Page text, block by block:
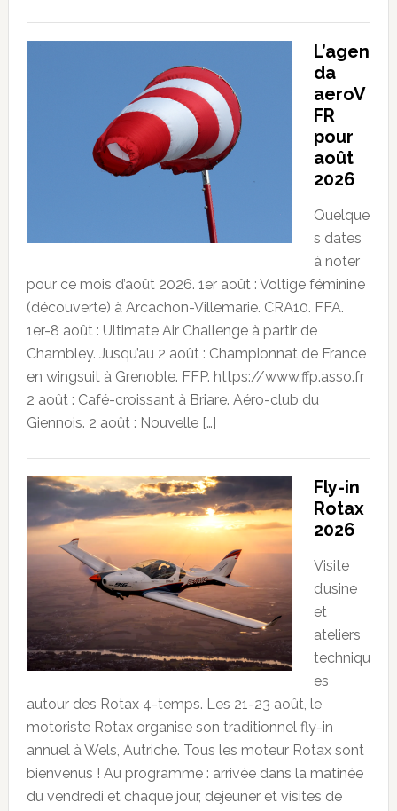
L’agen
da
aeroV
FR
pour
août
2026
Quelque
s dates
à noter
pour ce mois d’août 2026. 1er août : Voltige féminine
(découverte) à Arcachon-Villemarie. CRA10. FFA.
1er-8 août : Ultimate Air Challenge à partir de
Chambley. Jusqu’au 2 août : Championnat de France
en wingsuit à Grenoble. FFP. https://www.ffp.asso.fr
2 août : Café-croissant à Briare. Aéro-club du
Giennois. 2 août : Nouvelle […]
Fly-in
Rotax
2026
Visite
d’usine
et
ateliers
techniqu
es
autour des Rotax 4-temps. Les 21-23 août, le
motoriste Rotax organise son traditionnel fly-in
annuel à Wels, Autriche. Tous les moteur Rotax sont
bienvenus ! Au programme : arrivée dans la matinée
du vendredi et chaque jour, dejeuner et visites de